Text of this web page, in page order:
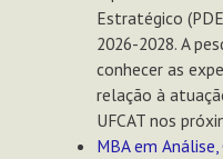
Estratégico
2026-2028. A
conhecer as
relação à
UFCAT nos
MBA em